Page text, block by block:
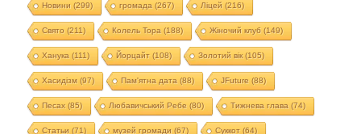
Новини (299) громада (267) Ліцей (216)
Свято (211) Колель Тора (188) Жіночий клуб (149)
Ханука (111) Йорцайт (108) Золотий вік(105)
Хасидізм (97) Пам'ятна дата (88) JFuture (88)
Песах(85) Любавичський Ребе (80) Тижнева глава (74)
Статьи (71) музей громади (67) Суккот (64)